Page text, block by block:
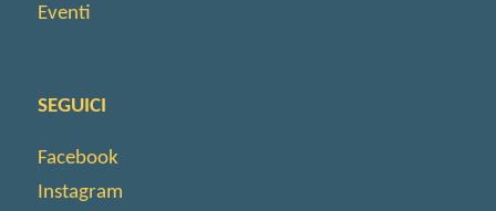
Eventi
SEGUICI
Facebook
Instagram